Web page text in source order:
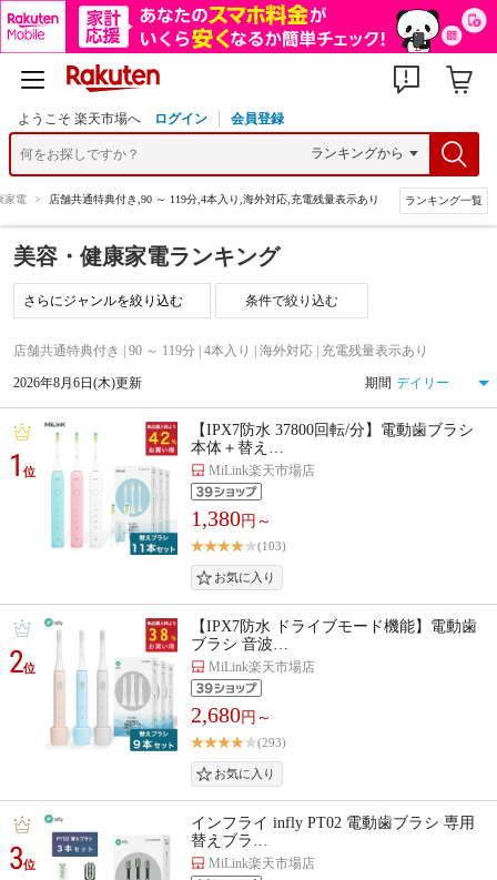
ようこそ 楽天市場へ ログイン 会員登録
家電 > 店舗共通特典付き,90 ～ 119分,4本入り,海外対応,充電残量表示あり ランキング一覧
美容・健康家電ランキング
条件で絞り込む
店舗共通特典付き | 90 ～ 119分 | 4本入り | 海外対応 | 充電残量表示あり
2026年8月6日(木)更新 期間
1位
【IPX7防水 37800回転/分】電動歯ブラシ
本体＋替え…
MiLink楽天市場店
1,380円～
(103)
2位
【IPX7防水 ドライブモード機能】電動歯
ブラシ 音波…
MiLink楽天市場店
2,680円～
(293)
3位
インフライ infly PT02 電動歯ブラシ 専用
替えブラ…
MiLink楽天市場店